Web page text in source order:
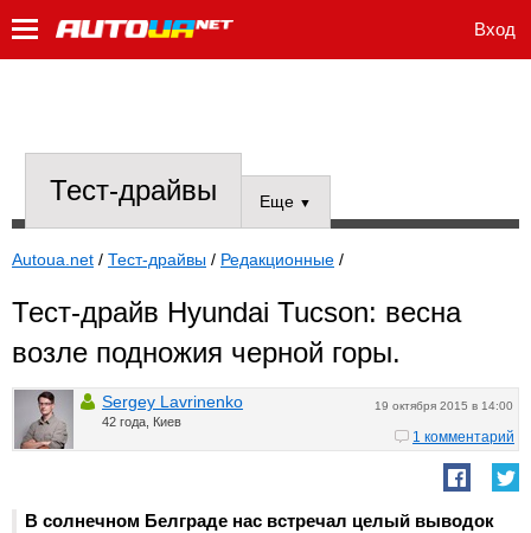
Вход
Тест-драйвы Еще ▼
Autoua.net / Тест-драйвы / Редакционные /
Тест-драйв Hyundai Tucson: весна
возле подножия черной горы.
19 октября 2015 в 14:00
Sergey Lavrinenko
42 года, Киев
1 комментарий
В солнечном Белграде нас встречал целый выводок